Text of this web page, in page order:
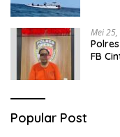
Mei
FB
Popular Post